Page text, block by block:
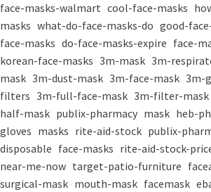
face-masks-walmart cool-face-masks
masks what-do-face-masks-do good-
face-masks do-face-masks-expire face-
korean-face-masks 3m-mask 3m-
mask 3m-dust-mask 3m-face-mask 3m-
filters 3m-full-face-mask 3m-filter-mask
half-mask publix-pharmacy mask heb-
gloves masks rite-aid-stock publix-
disposable face-masks rite-aid-stock-
near-me-now target-patio-furniture
surgical-mask mouth-mask facemask